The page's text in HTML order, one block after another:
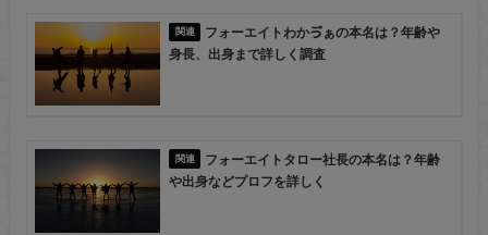
フォーエイトわかゔぁの本名は？年齢や
身長、出身まで詳しく調査
フォーエイトタロー社長の本名は？年齢
や出身などプロフを詳しく